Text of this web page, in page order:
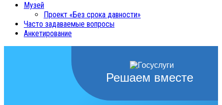
Музей
Проект «Без срока давности»
Часто задаваемые вопросы
Анкетирование
Решаем вместе